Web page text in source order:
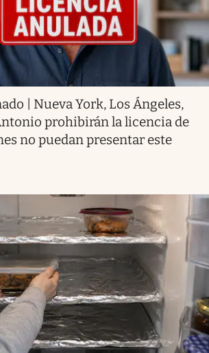
| Nueva York, Los Ángeles,
prohibirán la licencia de
no puedan presentar este